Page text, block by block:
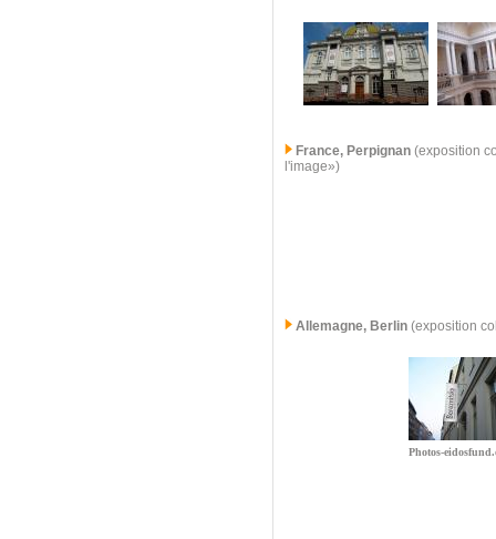
France, Perpignan (exposition
l'image»)
Allemagne, Berlin (exposition
Photos-